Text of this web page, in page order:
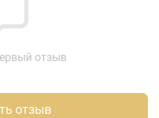
отзыв
отзыв